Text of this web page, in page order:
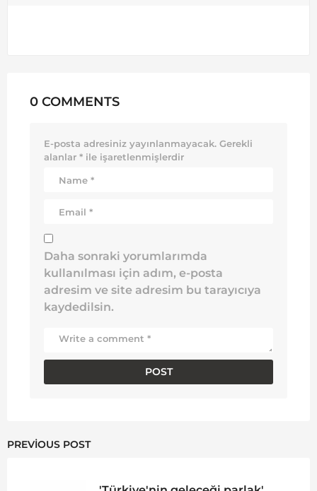
0 COMMENTS
E-posta adresiniz yayınlanmayacak. Gerekli
alanlar * ile işaretlenmişlerdir
Daha sonraki yorumlarımda
kullanılması için adım, e-posta
adresim ve site adresim bu tarayıcıya
kaydedilsin.
PREVIOUS POST